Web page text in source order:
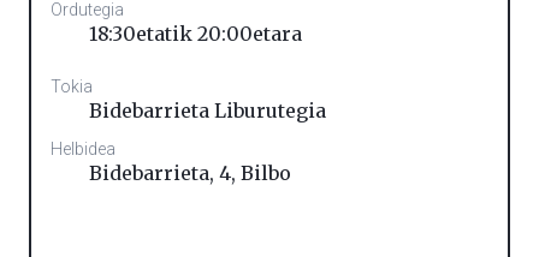
Ordutegia
18:30etatik 20:00etara
Tokia
Bidebarrieta Liburutegia
Helbidea
Bidebarrieta, 4, Bilbo